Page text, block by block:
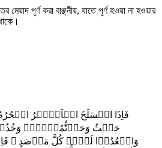
মেয়াদ পূর্ণ করা বাঞ্ছনীয়, যাতে পূর্ণ হওয়া না হওয়ার
فَاِذَا انۡسَلَخَ الۡاَشۡہُرُ
حَیۡثُ وَجَدۡتُّمُوۡہُمۡ
وَاقۡعُدُوۡا لَہُمۡ کُلَّ مَرۡصَدٍ ۚ فَاِنۡ